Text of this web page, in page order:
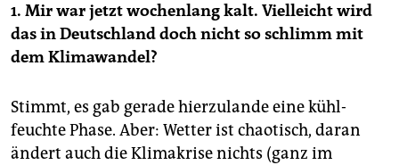
unterstützen
abo
epaper login
1. Mir war jetzt wochenlang kalt. Vielleicht wird
das in Deutschland doch nicht so schlimm mit
dem Klimawandel?
Stimmt, es gab gerade hierzulande eine kühl-
feuchte Phase. Aber: Wetter ist chaotisch, daran
ändert auch die Klima­krise nichts (ganz im